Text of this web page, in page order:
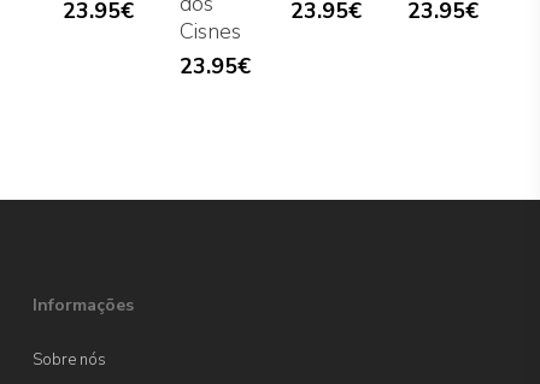
23.95€
Cisnes
23.95€
23.95€
23.95€
Informações
Sobre nós